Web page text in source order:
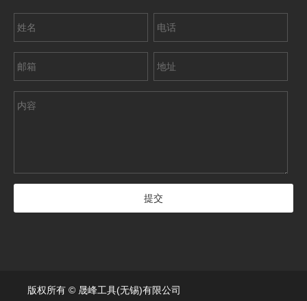
版权所有 © 晟峰工具(无锡)有限公司